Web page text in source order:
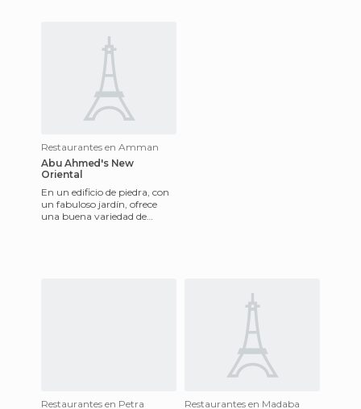
Restaurantes en Amman
Abu Ahmed's New
Oriental
En un edificio de piedra, con
un fabuloso jardín, ofrece
una buena variedad de
Restaurantes en Petra Restaurantes en Madaba